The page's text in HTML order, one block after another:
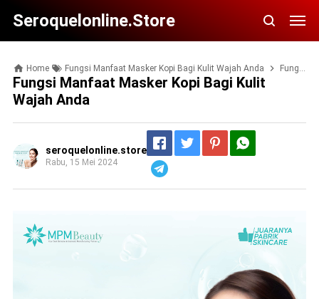
Seroquelonline.store
Home Fungsi Manfaat Masker Kopi Bagi Kulit Wajah Anda Fungsi Manfaat Masker Kopi Bagi Kulit Wajah Anda
Fungsi Manfaat Masker Kopi Bagi Kulit
Wajah Anda
seroquelonline.store
Rabu, 15 Mei 2024